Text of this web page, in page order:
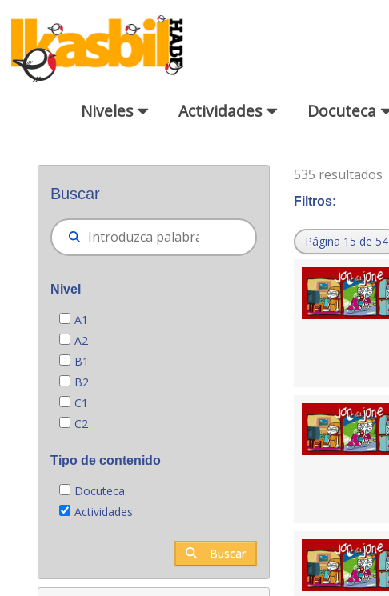
Saltar al contenido principal
Niveles Actividades Docuteca
Buscar
Nivel
A1
A2
B1
B2
C1
C2
Tipo de contenido
Docuteca
Actividades
Buscar
535 resultados
Filtros:
Página 15 de 54